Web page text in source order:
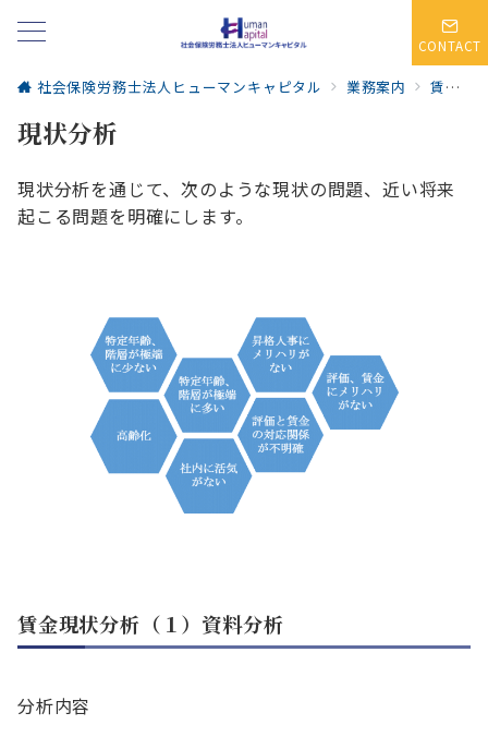
CONTACT
社会保険労務士法人ヒューマンキャピタル 業務案内 賃金コンサルティング～賃金制度を最適化し、組織力を最大化する
現状分析
現状分析を通じて、次のような現状の問題、近い将来
起こる問題を明確にします。
賃金現状分析（１）資料分析
分析内容